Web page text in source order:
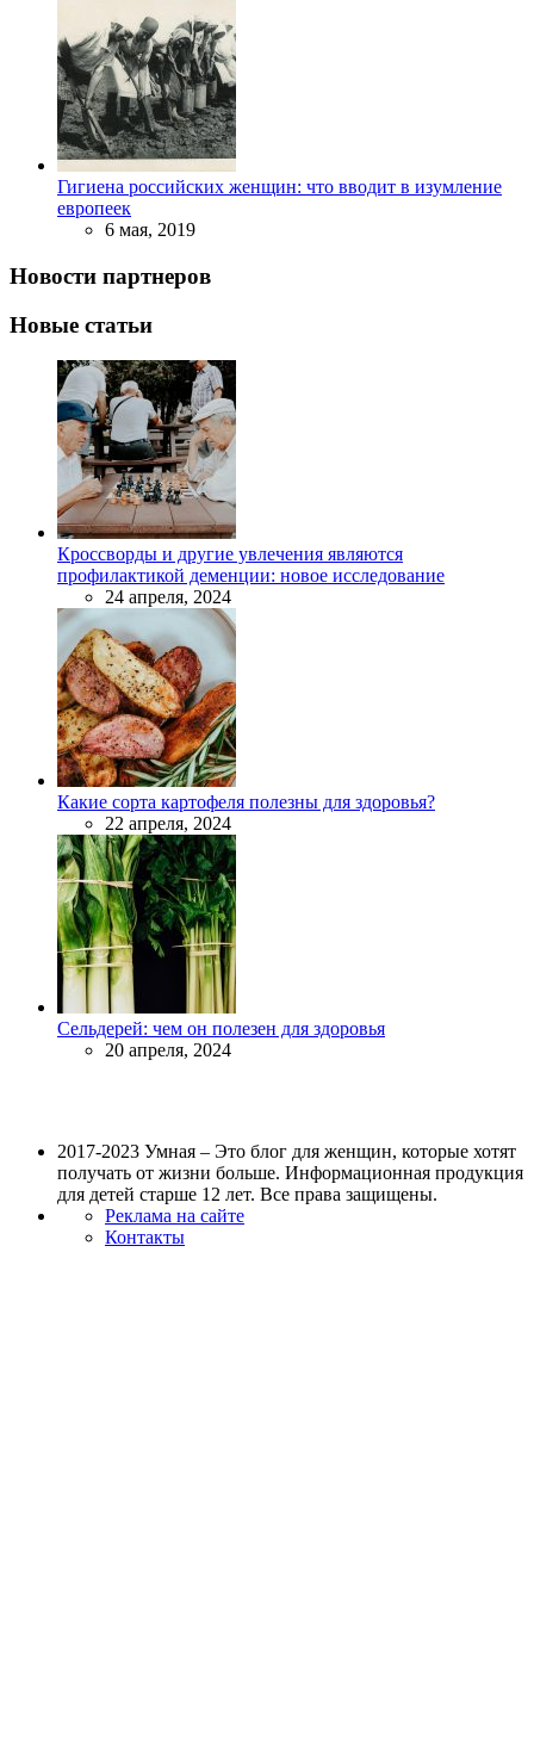
Гигиена российских женщин: что вводит в изумление
европеек
6 мая, 2019
Новости партнеров
Новые статьи
Кроссворды и другие увлечения являются
профилактикой деменции: новое исследование
24 апреля, 2024
Какие сорта картофеля полезны для здоровья?
22 апреля, 2024
Сельдерей: чем он полезен для здоровья
20 апреля, 2024
2017-2023 Умная – Это блог для женщин, которые хотят
получать от жизни больше. Информационная продукция
для детей старше 12 лет. Все права защищены.
Реклама на сайте
Контакты